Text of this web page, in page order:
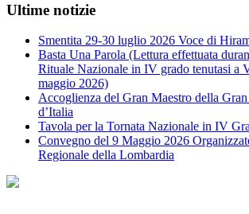
Ultime notizie
Smentita 29-30 luglio 2026 Voce di
Basta Una Parola (Lettura effettuata
Rituale Nazionale in IV grado tenutasi a
maggio 2026)
Accoglienza del Gran Maestro della
d’Italia
Tavola per la Tornata Nazionale in IV
Convegno del 9 Maggio 2026
Regionale della Lombardia